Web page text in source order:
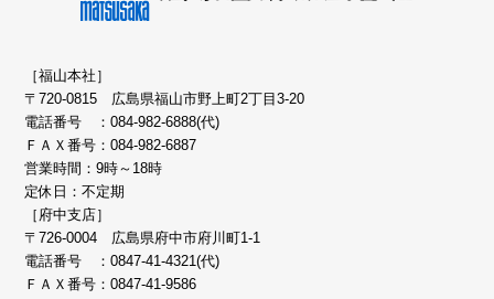
［福山本社］
〒720-0815 広島県福山市野上町2丁目3-20
電話番号 ：084-982-6888(代)
ＦＡＸ番号：084-982-6887
営業時間：9時～18時
定休日：不定期
［府中支店］
〒726-0004 広島県府中市府川町1-1
電話番号 ：0847-41-4321(代)
ＦＡＸ番号：0847-41-9586